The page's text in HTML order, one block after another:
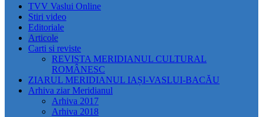
TVV Vaslui Online
Stiri video
Editoriale
Articole
Carti si reviste
REVISTA MERIDIANUL CULTURAL
ROMÂNESC
ZIARUL MERIDIANUL IAȘI-VASLUI-BACĂU
Arhiva ziar Meridianul
Arhiva 2017
Arhiva 2018